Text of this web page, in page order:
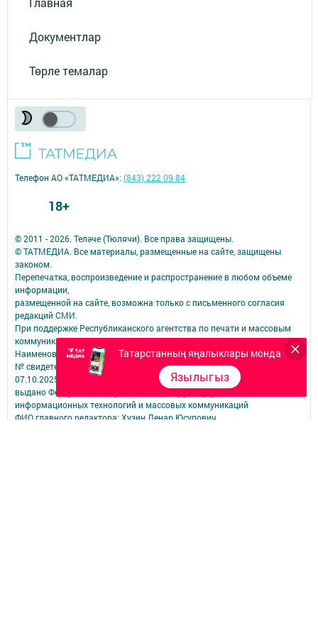
Документлар
Төрле темалар
Татарстанның яңалыклары монда
Язылыгыз
© 2011 - 2026. Теләче (Тюлячи). Все права защищены.
© ТАТМЕДИА. Все материалы, размещенные на сайте, защищены
законом.
Перепечатка, воспроизведение и распространение в любом объеме
информации,
размещенной на сайте, возможна только с письменного согласия
редакций СМИ.
При поддержке Республиканского агентства по печати и массовым
коммуникациям.
Наименование СМИ: Теләче (Тюлячи)
№ свидетельства о регистрации СМИ, дата: ЭЛ № ФС 77-90169 от
07.10.2025
выдано Федеральной службой по надзору в сфере связи,
информационных технологий и массовых коммуникаций
ФИО главного редактора: Хузин Ленар Юсупович
Телефон АО «ТАТМЕДИА»:(843) 222 09 84
18+